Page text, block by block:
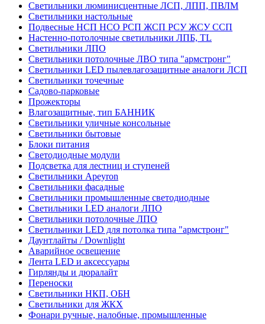
Светильники люминисцентные ЛСП, ЛПП, ПВЛМ
Светильники настольные
Подвесные НСП НСО РСП ЖСП РСУ ЖСУ ССП
Настенно-потолочные светильники ЛПБ, TL
Светильники ЛПО
Светильники потолочные ЛВО типа "армстронг"
Светильники LED пылевлагозащитные аналоги ЛСП
Светильники точечные
Садово-парковые
Прожекторы
Влагозащитные, тип БАННИК
Светильники уличные консольные
Светильники бытовые
Блоки питания
Светодиодные модули
Подсветка для лестниц и ступеней
Светильники Apeyron
Светильники фасадные
Светильники промышленные светодиодные
Светильники LED аналоги ЛПО
Светильники потолочные ЛПО
Светильники LED для потолка типа "армстронг"
Даунтлайты / Downlight
Аварийное освещение
Лента LED и аксессуары
Гирлянды и дюралайт
Переноски
Светильники НКП, ОБН
Светильники для ЖКХ
Фонари ручные, налобные, промышленные